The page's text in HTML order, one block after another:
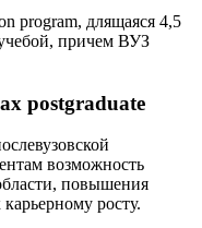
program, длящаяся 4,5
причем ВУЗ
postgraduate
возможность
повышения
росту.